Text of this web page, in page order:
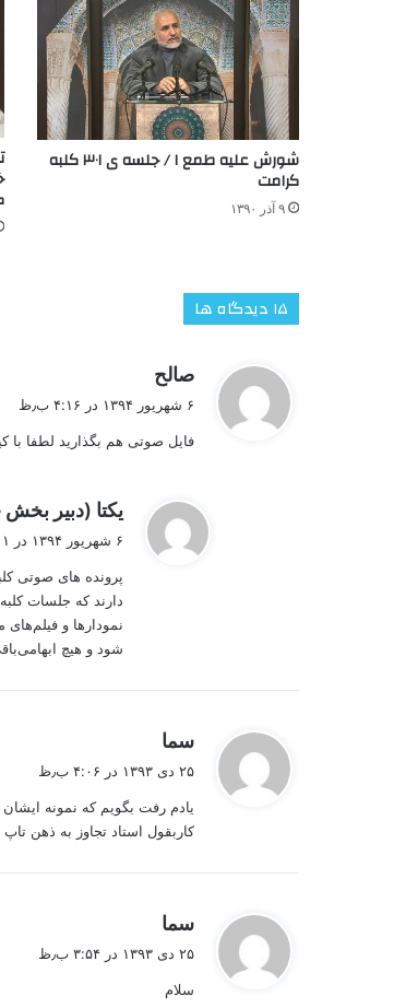
شورش علیه طمع ۱ / جلسه ی ۳۰۱ کلبه
کرامت
۹ آذر ۱۳۹۰
‫۱۵ دیدگاه ها
صالح
ت
:
۶ شهریور ۱۳۹۴ در ۴:۱۶ ب٫ظ
فایل صوتی هم بگذارید لطفا
یکتا (دبیر بخش
۶ شهریور ۱۳۹۴ در ۹:۰۱ ب٫ظ
پرونده های صوتی
دارند که جلسات
نمودار‌ها و
شود و هیچ
سما
:
۲۵ دی ۱۳۹۳ در ۴:۰۶ ب٫ظ
يادم رفت بگويم که نمونه
کاربقول استاد تجاوز به ذهن
سما
۲۵ دی ۱۳۹۳ در ۳:۵۴ ب٫ظ
سلام